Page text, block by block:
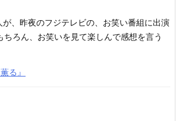
が、昨夜のフジテレビの、お笑い番組に出演
ろん、お笑いを見て楽しんで感想を言う
る』